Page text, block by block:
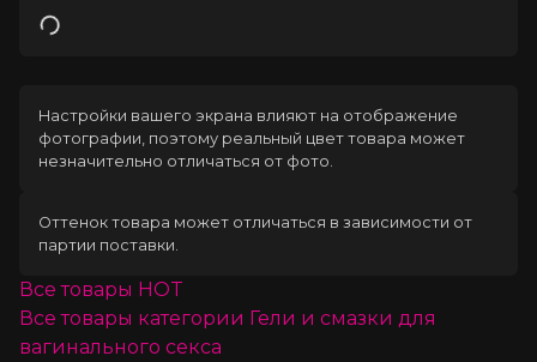
Загрузка
Настройки вашего экрана влияют на отображение
фотографии, поэтому реальный цвет товара может
незначительно отличаться от фото.
Оттенок товара может отличаться в зависимости от
партии поставки.
Все товары HOT
Все товары категории Гели и смазки для
вагинального секса